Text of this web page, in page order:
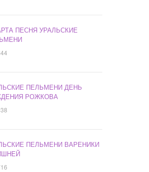
ПЕСНЯ УРАЛЬСКИЕ
ПЕЛЬМЕНИ ДЕНЬ
РОЖКОВА
ПЕЛЬМЕНИ ВАРЕНИКИ